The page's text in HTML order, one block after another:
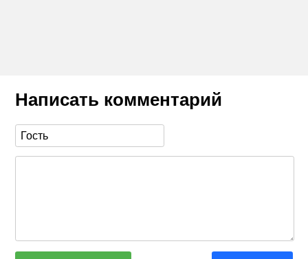
Написать комментарий